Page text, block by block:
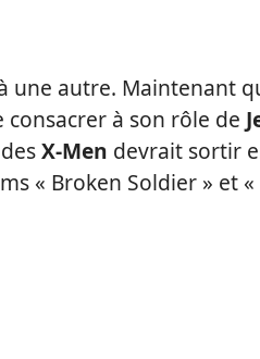
une autre. Maintenant
à son rôle de
X-Men devrait sortir
« Broken Soldier » et «